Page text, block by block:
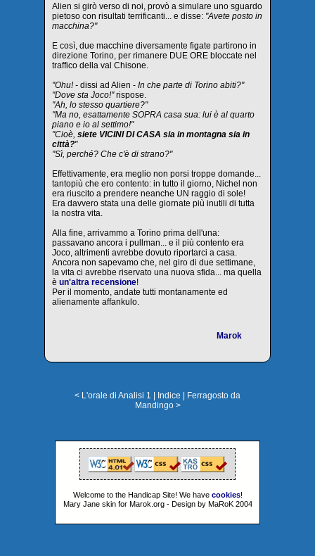
Alien si girò verso di noi, provò a simulare uno sguardo
pietoso con risultati terrificanti... e disse: "Avete posto in
macchina?"
E così, due macchine diversamente figate partirono in
direzione Torino, per rimanere DUE ORE bloccate nel
traffico della val Chisone.
"Ohu! - dissi ad Alien - In che parte di Torino abiti?"
"Dove sta Joco!"rispose.
"Ah, lo stesso quartiere?"
"Ma no, esattamente SOPRA casa sua: lui è al quarto
piano e io al settimo!"
"Cioè, siete VICINI DI CASA sia in montagna sia in
città?"
"Sì, perché? Che c'è di strano?"
Effettivamente, era meglio non porsi troppe domande...
tantopiù che ero contento: in tutto il giorno, Nichel non
era riuscito a prendere neanche UN raggio di sole!
Era davvero stata una delle giornate più inutili di tutta
la nostra vita.
Alla fine, arrivammo a Torino prima dell'una:
passavano ancora i pullman... e il più contento era
Joco, altrimenti avrebbe dovuto riportarci a casa.
Ancora non sapevamo che, nel giro di due settimane,
la vita ci avrebbe riservato una nuova sfida... ma quella
è un'altra recensione!
Per il momento, andate tutti montanamente ed
alienamente affankulo.
Marok
< L'orale di Analisi 1 Indice
Ferragosto da
Mandingo >
Welcome to the Handicap Site! We have cookies!
Mary Jane skin for Marok.org - Design by MaRoK 2004